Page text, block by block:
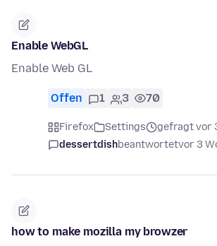
Enable WebGL
Enable Web GL
Offen 1 3 70
Firefox Settings
gefragt vor
dessertdishbeantwortetvor 3
how to make mozilla my browzer